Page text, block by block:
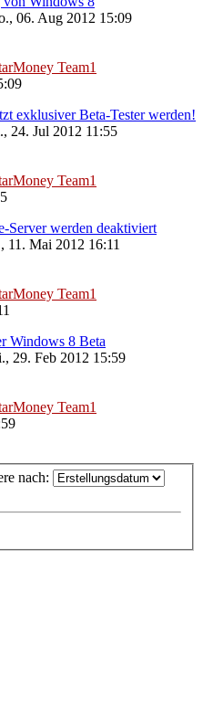
06. Aug 2012 15:09
Team1
exklusiver Beta-Tester werden!
24. Jul 2012 11:55
Team1
Server werden deaktiviert
11. Mai 2012 16:11
Team1
Windows 8 Beta
29. Feb 2012 15:59
Team1
nach: